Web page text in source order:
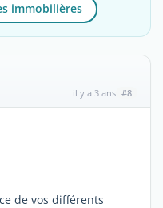
immobilières
il y a 3 ans #8
de vos différents